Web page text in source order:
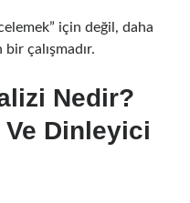
için değil, daha
çalışmadır.
Nedir?
Dinleyici